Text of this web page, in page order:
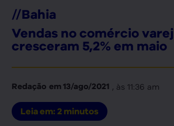
//Bahia
Vendas no comércio
cresceram 5,2% em maio
Redação em13/ago/2021 , às 11:36 am
Leia em: 2 minutos